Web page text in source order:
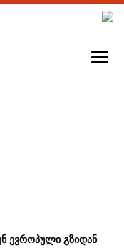
ევროპული გზიდან